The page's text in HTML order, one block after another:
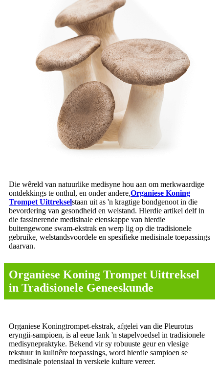
Die wêreld van natuurlike medisyne hou aan om merkwaardige
ontdekkings te onthul, en onder andere,Organiese Koning
Trompet Uittrekselstaan ​​uit as 'n kragtige bondgenoot in die
bevordering van gesondheid en welstand. Hierdie artikel delf in
die fassinerende medisinale eienskappe van hierdie
buitengewone swam-ekstrak en werp lig op die tradisionele
gebruike, welstandsvoordele en spesifieke medisinale toepassings
daarvan.
Organiese Koning Trompet Uittreksel
in Tradisionele Geneeskunde
Organiese Koningtrompet-ekstrak, afgelei van die Pleurotus
eryngii-sampioen, is al eeue lank 'n stapelvoedsel in tradisionele
medisynepraktyke. Bekend vir sy robuuste geur en vlesige
tekstuur in kulinêre toepassings, word hierdie sampioen se
medisinale potensiaal in verskeie kulture vereer.